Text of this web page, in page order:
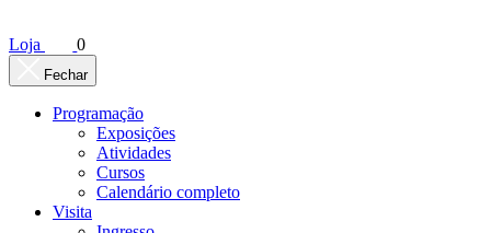
Loja 0
Fechar
Programação
Exposições
Atividades
Cursos
Calendário completo
Visita